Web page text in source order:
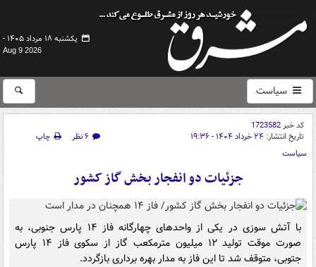
یکشنبه ۱۸ مرداد ۱۴۰۵ -
Aug 9 2026
سیاست
کد خبر1723582
تاریخ انتشار: ۲۴ خرداد ۱۴۰۴ - ۱۹:۳۶ ۶ نظر
چاپ
سیاست
جزئیات دو انفجار بخش گاز کشور
با آتش سوزی در یکی از واحدهای چهارگانه فاز ۱۴ پارس جنوبی، به
صورت موقت تولید ۱۲ میلیون مترمکعب گاز از سکوی فاز ۱۴ پارس
جتوبی، متوقف شد تا این فاز به مدار بهره برداری بازگردد.